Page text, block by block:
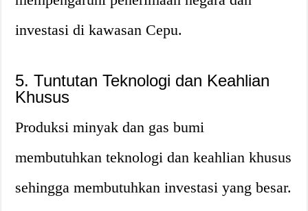
investasi di kawasan Cepu.
5. Tuntutan Teknologi dan Keahlian
Khusus
Produksi minyak dan gas bumi
membutuhkan teknologi dan keahlian khusus
sehingga membutuhkan investasi yang besar.